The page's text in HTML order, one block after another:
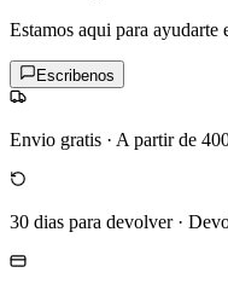
Estamos aqui para ayudarte
Escribenos
Envio gratis · A partir de
30 dias para devolver·